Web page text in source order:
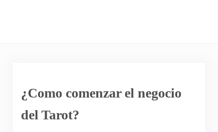
¿Como comenzar el negocio
del Tarot?